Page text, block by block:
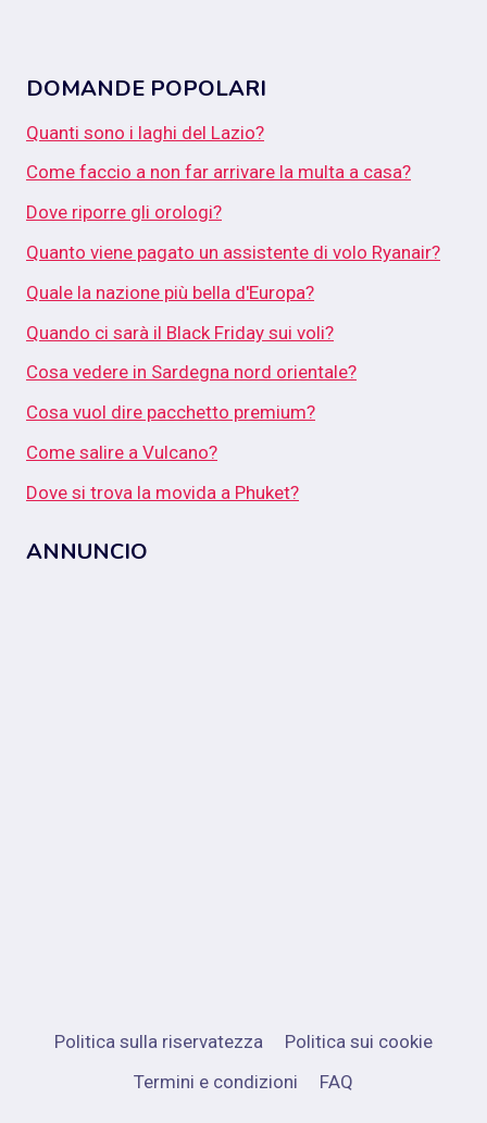
DOMANDE POPOLARI
Quanti sono i laghi del Lazio?
Come faccio a non far arrivare la multa a casa?
Dove riporre gli orologi?
Quanto viene pagato un assistente di volo Ryanair?
Quale la nazione più bella d'Europa?
Quando ci sarà il Black Friday sui voli?
Cosa vedere in Sardegna nord orientale?
Cosa vuol dire pacchetto premium?
Come salire a Vulcano?
Dove si trova la movida a Phuket?
ANNUNCIO
Politica sulla riservatezza
Politica sui cookie
Termini e condizioni
FAQ